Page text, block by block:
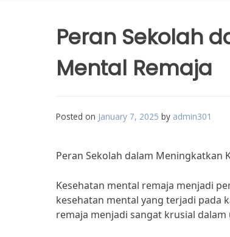
Peran Sekolah
Mental Remaja
Posted on January 7, 2025 by admin301
Peran Sekolah dalam Meningkatkan
Kesehatan mental remaja menjadi
kesehatan mental yang terjadi pada
remaja menjadi sangat krusial